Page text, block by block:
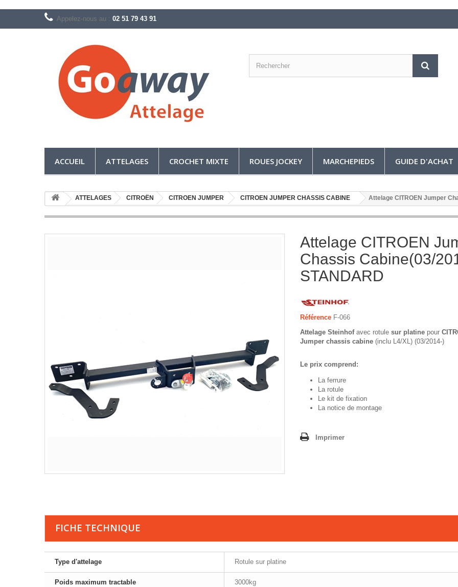
Appelez-nous au : 02 51 79 43 91
ACCUEIL ATTELAGES CROCHET MIXTE ROUES JOCKEY MARCHEPIEDS GUIDE D'ACHAT
ATTELAGES CITROËN CITROEN JUMPER CITROEN JUMPER CHASSIS CABINE Attelage CITROEN Jumper
Attelage CITROEN
Chassis Cabine(03/
STANDARD
Référence F-066
Attelage Steinhofavec rotule sur platine pour
Jumper chassis cabine (inclu L4/XL) (03/2014-)
Le prix comprend:
La ferrure
La rotule
Le kit de fixation
La notice de montage
Imprimer
FICHE TECHNIQUE
Type d'attelage Rotule sur platine
Poids maximum tractable 3000kg